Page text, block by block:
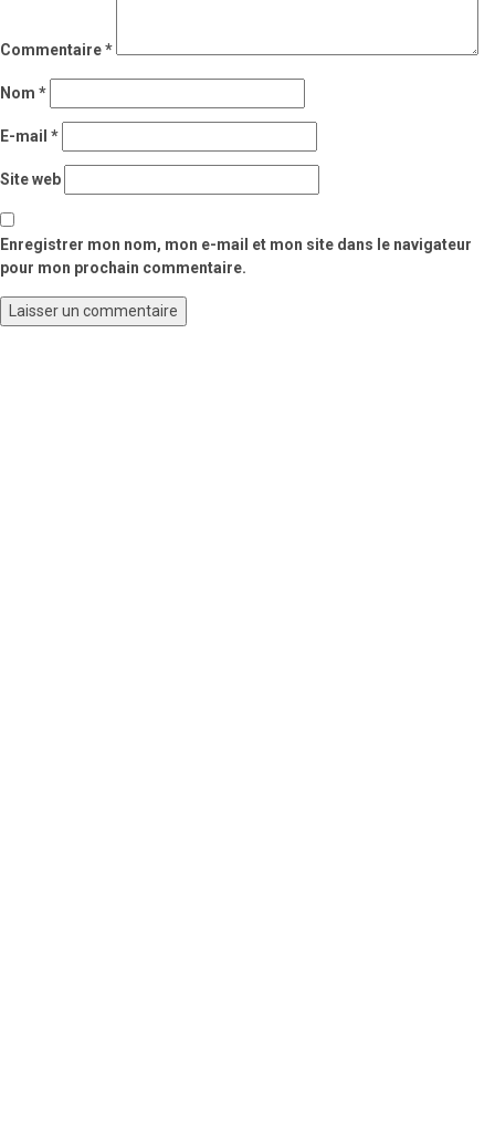
Commentaire*
Nom *
E-mail *
Site web
Enregistrer mon nom, mon e-mail et mon site dans le navigateur
pour mon prochain commentaire.